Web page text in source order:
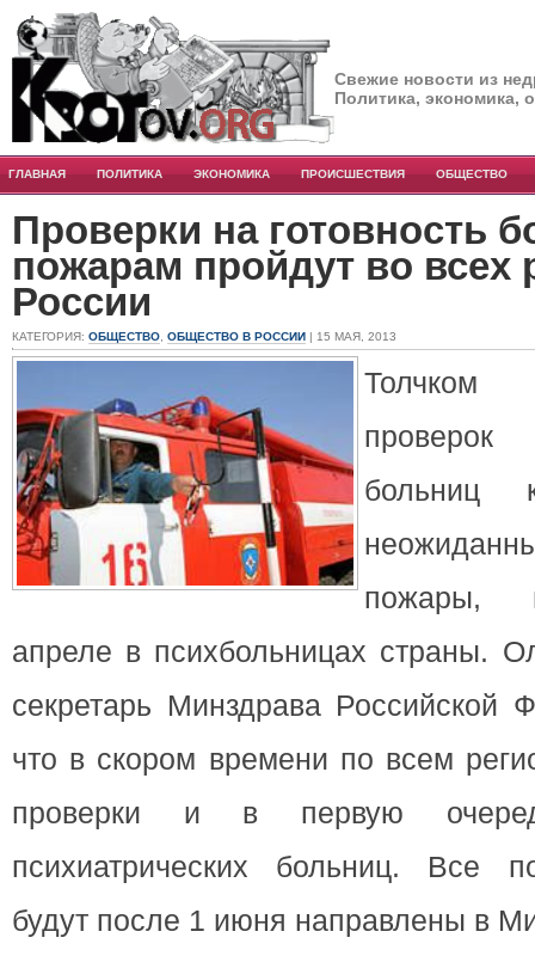
Свежие новости из
Политика, экономика,
ГЛАВНАЯ ПОЛИТИКА ЭКОНОМИКА ПРОИСШЕСТВИЯ ОБЩЕСТВО
Проверки на готовность
пожарам пройдут во всех
России
КАТЕГОРИЯ: ОБЩЕСТВО ОБЩЕСТВО В РОССИИ | 15 МАЯ, 2013
Толчком
пожары,
апреле в психбольницах страны.
секретарь Минздрава Российской
что в скором времени по всем
проверки и в первую
психиатрических больниц. Все
будут после 1 июня направлены в